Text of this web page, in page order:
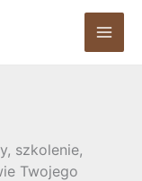
szkolenie,
Twojego